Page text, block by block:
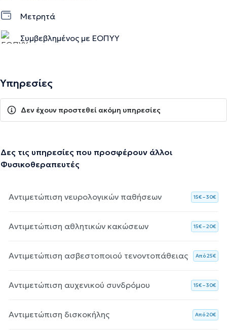
Μετρητά
Συμβεβλημένος με ΕΟΠΥΥ
Υπηρεσίες
Δεν έχουν προστεθεί ακόμη υπηρεσίες
Δες τις υπηρεσίες που προσφέρουν άλλοι
Φυσικοθεραπευτές
Αντιμετώπιση νευρολογικών παθήσεων 15€ – 30€
Αντιμετώπιση αθλητικών κακώσεων 15€ – 20€
Αντιμετώπιση ασβεστοποιού τενοντοπάθειας Aπό 25€
Αντιμετώπιση αυχενικού συνδρόμου 15€ – 30€
Αντιμετώπιση δισκοκήλης Aπό 20€